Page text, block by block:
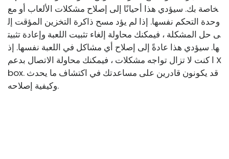
خاصة بك. سيؤدي هذا أحيانًا إلى إصلاح مشكلات الألعاب أو مع
وحدة التحكم نفسها. إذا لم يؤد مسح ذاكرة التخزين المؤقت إل
ى حل المشكلة ، فيمكنك محاولة إلغاء تثبيت اللعبة وإعادة تثبيت
ها. سيؤدي هذا عادةً إلى إصلاح أي مشاكل في اللعبة نفسها. إذ
ا كنت لا تزال تواجه مشكلات ، فيمكنك محاولة الاتصال بدعم X
box. قد يكونون قادرين على مساعدتك في اكتشاف ما يحدث
وكيفية إصلاحه.